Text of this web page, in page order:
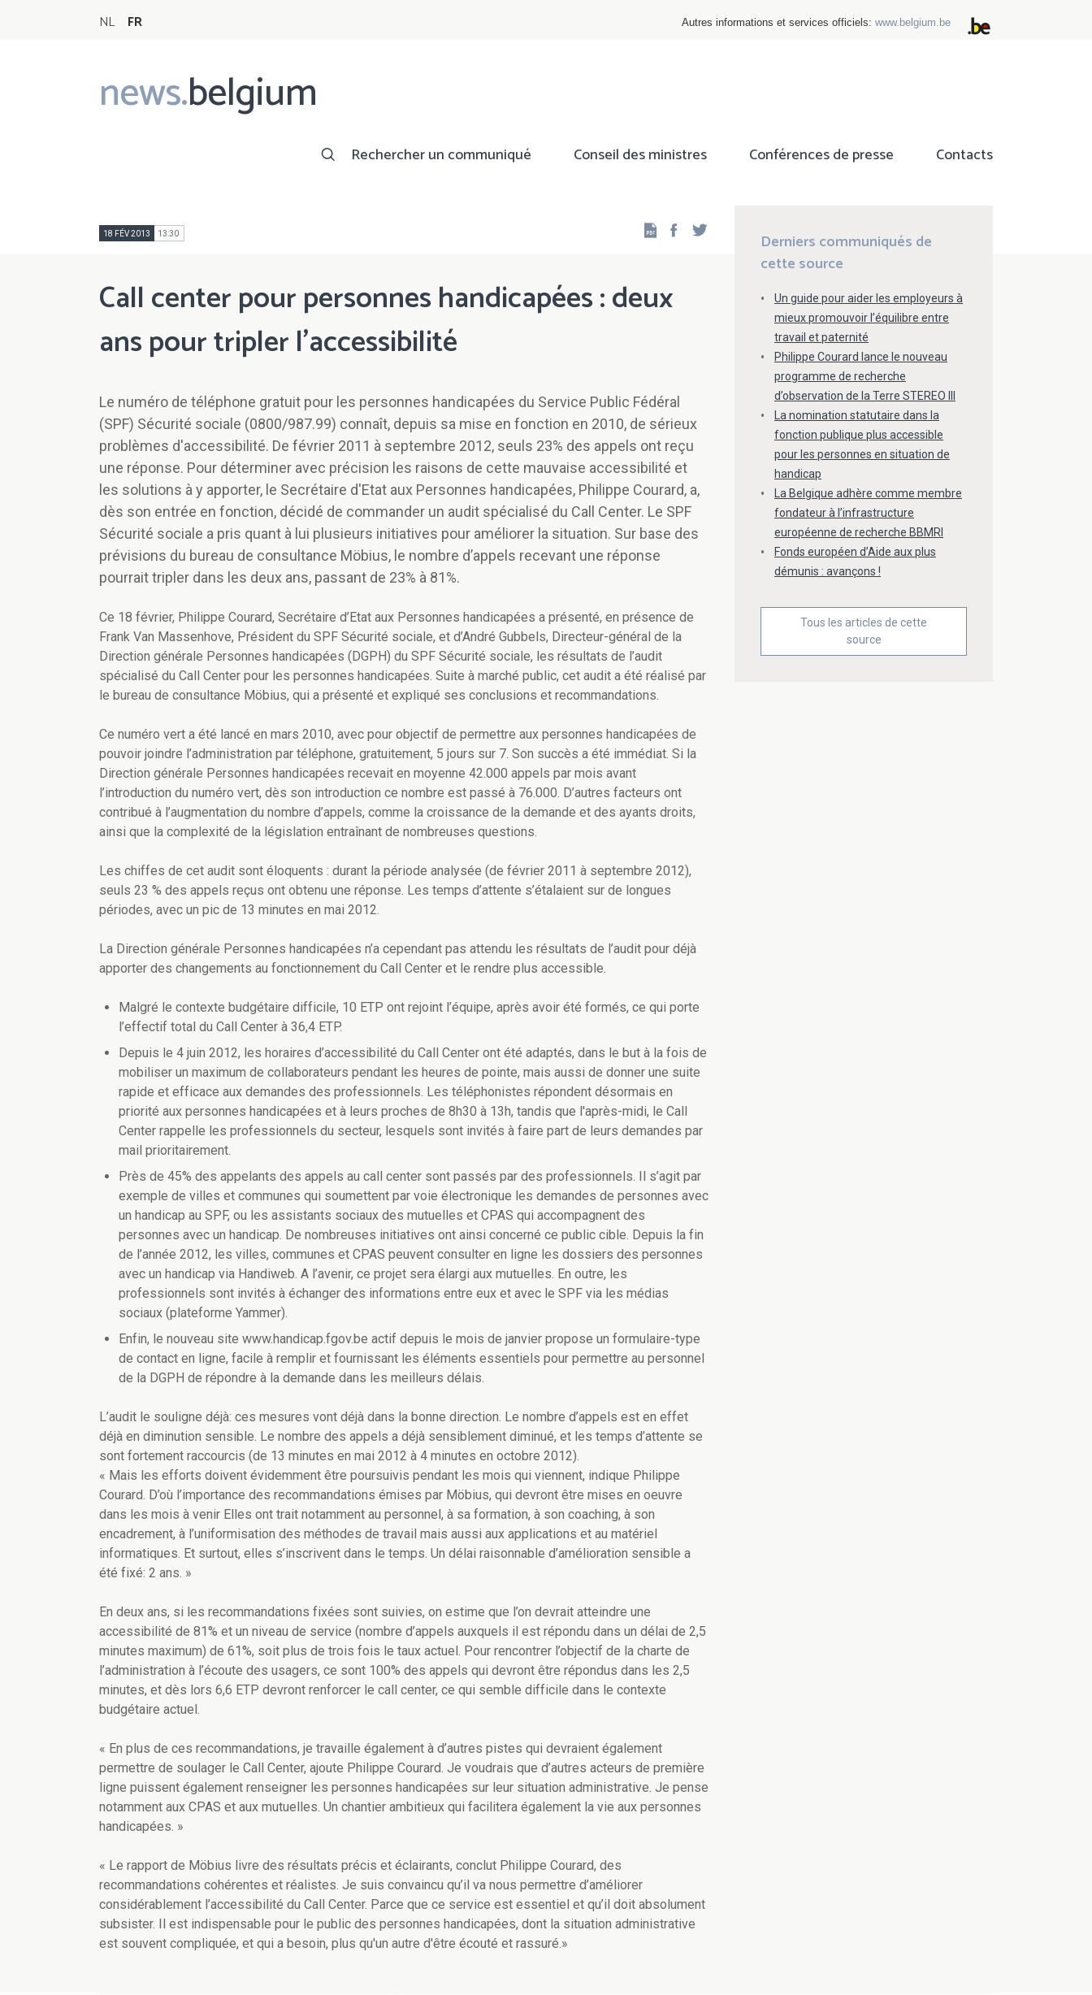
NL FR Autres informations et services officiels: www.belgium.be
news.belgium
Main
navigation
Rechercher un communiqué Conseil des ministres Conférences de presse Contacts
18 FÉV 2013 13:30 Facebook
Call center pour personnes handicapées : deux
ans pour tripler l’accessibilité
Le numéro de téléphone gratuit pour les personnes handicapées du Service Public Fédéral
(SPF) Sécurité sociale (0800/987.99) connaît, depuis sa mise en fonction en 2010, de sérieux
problèmes d'accessibilité. De février 2011 à septembre 2012, seuls 23% des appels ont reçu
une réponse. Pour déterminer avec précision les raisons de cette mauvaise accessibilité et
les solutions à y apporter, le Secrétaire d'Etat aux Personnes handicapées, Philippe Courard, a,
dès son entrée en fonction, décidé de commander un audit spécialisé du Call Center. Le SPF
Sécurité sociale a pris quant à lui plusieurs initiatives pour améliorer la situation. Sur base des
prévisions du bureau de consultance Möbius, le nombre d’appels recevant une réponse
pourrait tripler dans les deux ans, passant de 23% à 81%.
Ce 18 février, Philippe Courard, Secrétaire d’Etat aux Personnes handicapées a présenté, en présence de
Frank Van Massenhove, Président du SPF Sécurité sociale, et d’André Gubbels, Directeur-général de la
Direction générale Personnes handicapées (DGPH) du SPF Sécurité sociale, les résultats de l’audit
spécialisé du Call Center pour les personnes handicapées. Suite à marché public, cet audit a été réalisé par
le bureau de consultance Möbius, qui a présenté et expliqué ses conclusions et recommandations.
Ce numéro vert a été lancé en mars 2010, avec pour objectif de permettre aux personnes handicapées de
pouvoir joindre l’administration par téléphone, gratuitement, 5 jours sur 7. Son succès a été immédiat. Si la
Direction générale Personnes handicapées recevait en moyenne 42.000 appels par mois avant
l’introduction du numéro vert, dès son introduction ce nombre est passé à 76.000. D’autres facteurs ont
contribué à l’augmentation du nombre d’appels, comme la croissance de la demande et des ayants droits,
ainsi que la complexité de la législation entraînant de nombreuses questions.
Les chiffes de cet audit sont éloquents : durant la période analysée (de février 2011 à septembre 2012),
seuls 23 % des appels reçus ont obtenu une réponse. Les temps d’attente s’étalaient sur de longues
périodes, avec un pic de 13 minutes en mai 2012.
La Direction générale Personnes handicapées n’a cependant pas attendu les résultats de l’audit pour déjà
apporter des changements au fonctionnement du Call Center et le rendre plus accessible.
Malgré le contexte budgétaire difficile, 10 ETP ont rejoint l’équipe, après avoir été formés, ce qui porte
l’effectif total du Call Center à 36,4 ETP.
Depuis le 4 juin 2012, les horaires d’accessibilité du Call Center ont été adaptés, dans le but à la fois de
mobiliser un maximum de collaborateurs pendant les heures de pointe, mais aussi de donner une suite
rapide et efficace aux demandes des professionnels. Les téléphonistes répondent désormais en
priorité aux personnes handicapées et à leurs proches de 8h30 à 13h, tandis que l'après-midi, le Call
Center rappelle les professionnels du secteur, lesquels sont invités à faire part de leurs demandes par
mail prioritairement.
Près de 45% des appelants des appels au call center sont passés par des professionnels. Il s’agit par
exemple de villes et communes qui soumettent par voie électronique les demandes de personnes avec
un handicap au SPF, ou les assistants sociaux des mutuelles et CPAS qui accompagnent des
personnes avec un handicap. De nombreuses initiatives ont ainsi concerné ce public cible. Depuis la fin
de l’année 2012, les villes, communes et CPAS peuvent consulter en ligne les dossiers des personnes
avec un handicap via Handiweb. A l’avenir, ce projet sera élargi aux mutuelles. En outre, les
professionnels sont invités à échanger des informations entre eux et avec le SPF via les médias
sociaux (plateforme Yammer).
Enfin, le nouveau site www.handicap.fgov.be actif depuis le mois de janvier propose un formulaire-type
de contact en ligne, facile à remplir et fournissant les éléments essentiels pour permettre au personnel
de la DGPH de répondre à la demande dans les meilleurs délais.
L’audit le souligne déjà: ces mesures vont déjà dans la bonne direction. Le nombre d’appels est en effet
déjà en diminution sensible. Le nombre des appels a déjà sensiblement diminué, et les temps d’attente se
sont fortement raccourcis (de 13 minutes en mai 2012 à 4 minutes en octobre 2012).
« Mais les efforts doivent évidemment être poursuivis pendant les mois qui viennent, indique Philippe
Courard. D’où l’importance des recommandations émises par Möbius, qui devront être mises en oeuvre
dans les mois à venir Elles ont trait notamment au personnel, à sa formation, à son coaching, à son
encadrement, à l’uniformisation des méthodes de travail mais aussi aux applications et au matériel
informatiques. Et surtout, elles s’inscrivent dans le temps. Un délai raisonnable d’amélioration sensible a
été fixé: 2 ans. »
En deux ans, si les recommandations fixées sont suivies, on estime que l’on devrait atteindre une
accessibilité de 81% et un niveau de service (nombre d’appels auxquels il est répondu dans un délai de 2,5
minutes maximum) de 61%, soit plus de trois fois le taux actuel. Pour rencontrer l’objectif de la charte de
l’administration à l’écoute des usagers, ce sont 100% des appels qui devront être répondus dans les 2,5
minutes, et dès lors 6,6 ETP devront renforcer le call center, ce qui semble difficile dans le contexte
budgétaire actuel.
« En plus de ces recommandations, je travaille également à d’autres pistes qui devraient également
permettre de soulager le Call Center, ajoute Philippe Courard. Je voudrais que d’autres acteurs de première
ligne puissent également renseigner les personnes handicapées sur leur situation administrative. Je pense
notamment aux CPAS et aux mutuelles. Un chantier ambitieux qui facilitera également la vie aux personnes
handicapées. »
« Le rapport de Möbius livre des résultats précis et éclairants, conclut Philippe Courard, des
recommandations cohérentes et réalistes. Je suis convaincu qu’il va nous permettre d’améliorer
considérablement l’accessibilité du Call Center. Parce que ce service est essentiel et qu’il doit absolument
subsister. Il est indispensable pour le public des personnes handicapées, dont la situation administrative
est souvent compliquée, et qui a besoin, plus qu'un autre d'être écouté et rassuré.»
Derniers communiqués de
cette source
Un guide pour aider les employeurs à
mieux promouvoir l’équilibre entre
travail et paternité
Philippe Courard lance le nouveau
programme de recherche
d’observation de la Terre STEREO III
La nomination statutaire dans la
fonction publique plus accessible
pour les personnes en situation de
handicap
La Belgique adhère comme membre
fondateur à l’infrastructure
européenne de recherche BBMRI
Fonds européen d’Aide aux plus
démunis : avançons !
Tous les articles de cette
source